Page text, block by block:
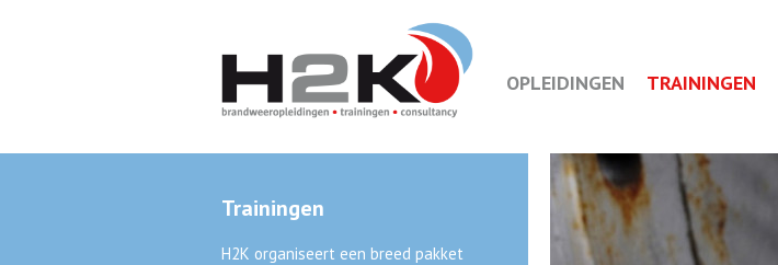
OPLEIDINGEN TRAININGEN
Trainingen
H2K organiseert een breed pakket